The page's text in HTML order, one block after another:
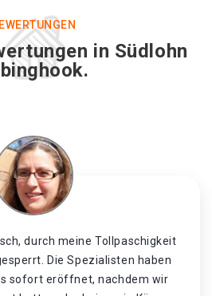
in Südlohn
durch meine Tollpaschigkeit
Die Spezialisten haben
sofort eröffnet, nachdem wir